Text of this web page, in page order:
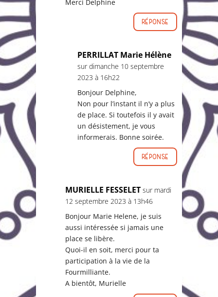
Merci Delphine
Réponse
PERRILLAT Marie Hélène
sur dimanche 10 septembre
2023 à 16h22
Bonjour Delphine,
Non pour l’instant il n’y a plus
de place. Si toutefois il y avait
un désistement, je vous
informerais. Bonne soirée.
Réponse
MURIELLE FESSELET sur mardi
12 septembre 2023 à 13h46
Bonjour Marie Helene, je suis
aussi intéressée si jamais une
place se libère.
Quoi-il en soit, merci pour ta
participation à la vie de la
Fourmilliante.
A bientôt, Murielle